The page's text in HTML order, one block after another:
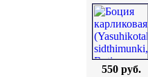
550 руб.